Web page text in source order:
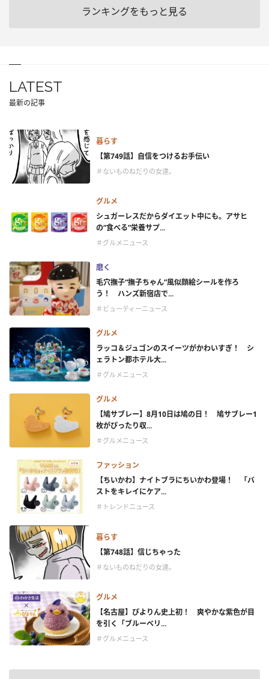
ランキングをもっと見る
LATEST
最新の記事
暮らす
【第749話】自信をつけるお手伝い
＃ないものねだりの女達。
グルメ
シュガーレスだからダイエット中にも。アサヒ
の“食べる”栄養サプ...
＃グルメニュース
磨く
毛穴撫子“撫子ちゃん”風似顔絵シールを作ろ
う！ ハンズ新宿店で...
＃ビューティーニュース
グルメ
ラッコ＆ジュゴンのスイーツがかわいすぎ！ シ
ェラトン都ホテル大...
＃グルメニュース
グルメ
【鳩サブレー】8月10日は鳩の日！ 鳩サブレー1
枚がぴったり収...
＃グルメニュース
ファッション
【ちいかわ】ナイトブラにちいかわ登場！ 「バ
ストをキレイにケア...
＃トレンドニュース
暮らす
【第748話】信じちゃった
＃ないものねだりの女達。
グルメ
【名古屋】ぴよりん史上初！ 爽やかな紫色が目
を引く「ブルーベリ...
＃グルメニュース